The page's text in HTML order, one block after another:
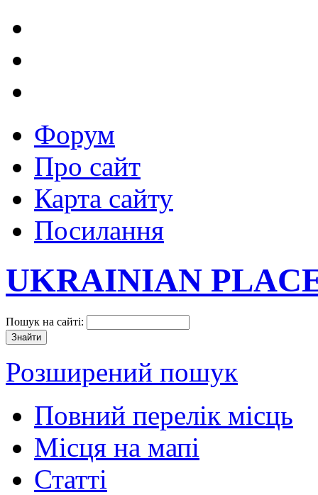
Форум
Про сайт
Карта сайту
Посилання
UKRAINIAN
Пошук на сайті:
Розширений пошук
Повний перелік місць
Місця на мапі
Статті